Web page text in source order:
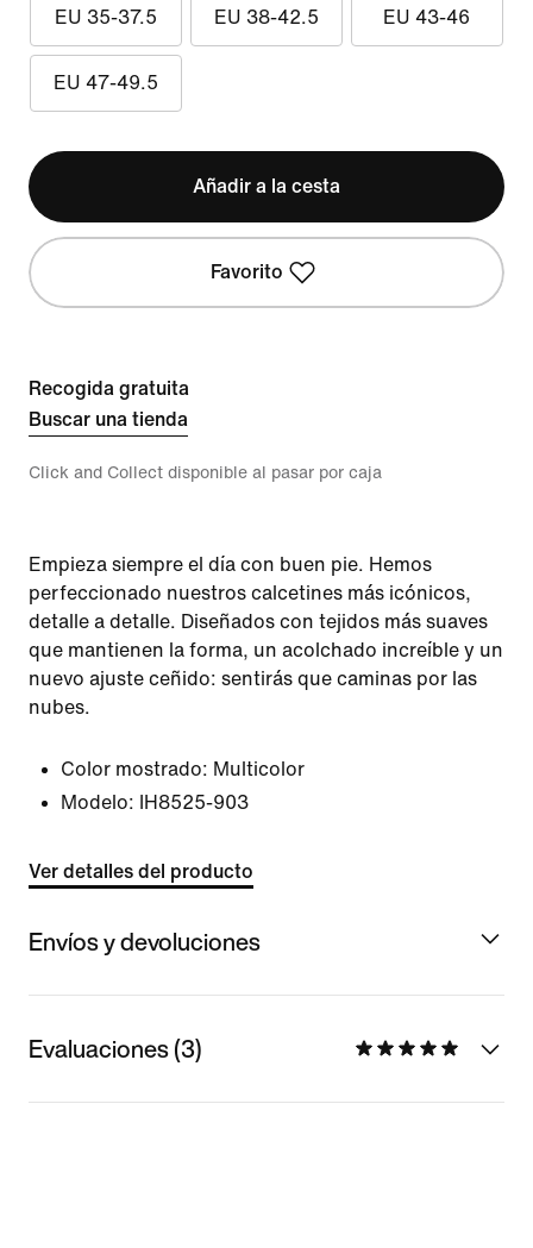
EU 35-37.5 EU 38-42.5 EU 43-46
EU 47-49.5
Añadir a la cesta
Favorito
Recogida gratuita
Buscar una tienda
Click and Collect disponible al pasar por caja
Empieza siempre el día con buen pie. Hemos
perfeccionado nuestros calcetines más icónicos,
detalle a detalle. Diseñados con tejidos más suaves
que mantienen la forma, un acolchado increíble y un
nuevo ajuste ceñido: sentirás que caminas por las
nubes.
Color mostrado: Multicolor
Modelo:
IH8525-903
Ver detalles del producto
Envíos y devoluciones
Evaluaciones (3)